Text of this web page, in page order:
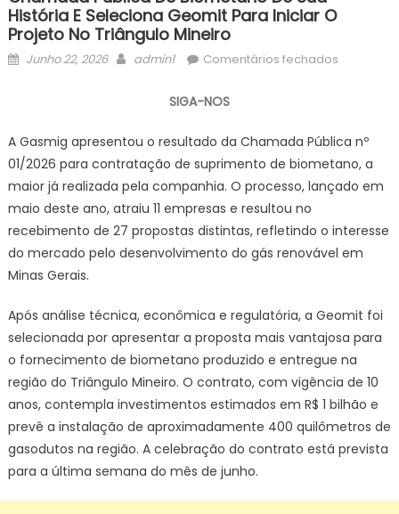
História E Seleciona Geomit Para Iniciar O
Projeto No Triângulo Mineiro
Posted
Junho 22, 2026 Author
admin1 Comentários fechadosem
|
Gasmig
conclui
de
sua
história
e
seleciona
Geomit
iniciar
o
SIGA-NOS
A Gasmig apresentou o resultado da Chamada Pública nº
01/2026 para contratação de suprimento de biometano, a
maior já realizada pela companhia. O processo, lançado em
maio deste ano, atraiu 11 empresas e resultou no
recebimento de 27 propostas distintas, refletindo o interesse
do mercado pelo desenvolvimento do gás renovável em
Minas Gerais.
Após análise técnica, econômica e regulatória, a Geomit foi
selecionada por apresentar a proposta mais vantajosa para
o fornecimento de biometano produzido e entregue na
região do Triângulo Mineiro. O contrato, com vigência de 10
anos, contempla investimentos estimados em R$ 1 bilhão e
prevê a instalação de aproximadamente 400 quilômetros de
gasodutos na região. A celebração do contrato está prevista
para a última semana do mês de junho.